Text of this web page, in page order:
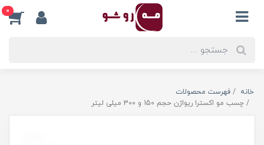
0
خانه
فهرست محصولات
چسب مو اکسترا ریواژن حجم 150 و 300 میلی لیتر